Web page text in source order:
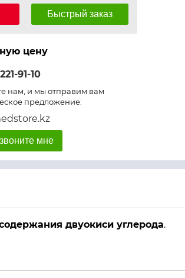
Быстрый заказ
цену
91-10
нам, и мы отправим вам
предложение:
мне
двуокиси углерода.